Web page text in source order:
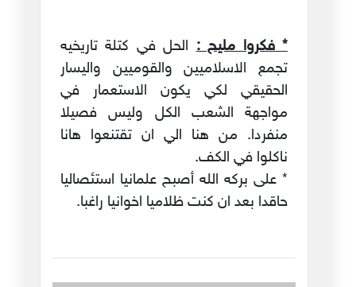
* فكروا مليح :الحل في كتلة تاريخيه
تجمع الاسلاميين والقوميين واليسار
الحقيقي لكي يكون الاستعمار في
مواجهة الشعب الكل وليس فصيلا
منفردا. من هنا الي ان تقتنعوا هانا
ناكلوا في الكف.
* على بركه الله أصبح علمانيا استئصاليا
حاقدا بعد ان كنت ظلاميا اخوانيا راغبا.